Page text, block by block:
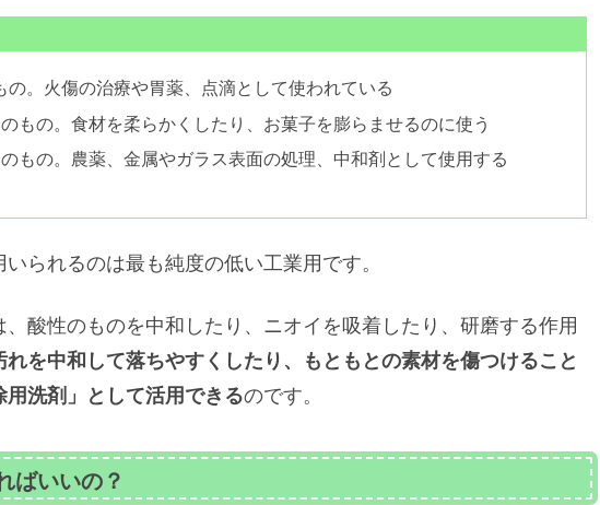
。火傷の治療や胃薬、点滴として使われている
の。食材を柔らかくしたり、お菓子を膨らませるのに使う
もの。農薬、金属やガラス表面の処理、中和剤として使用する
られるのは最も純度の低い工業用です。
、酸性のものを中和したり、ニオイを吸着したり、研磨する作用
れを中和して落ちやすくしたり、もともとの素材を傷つけること
洗剤」として活用できるのです。
ばいいの？